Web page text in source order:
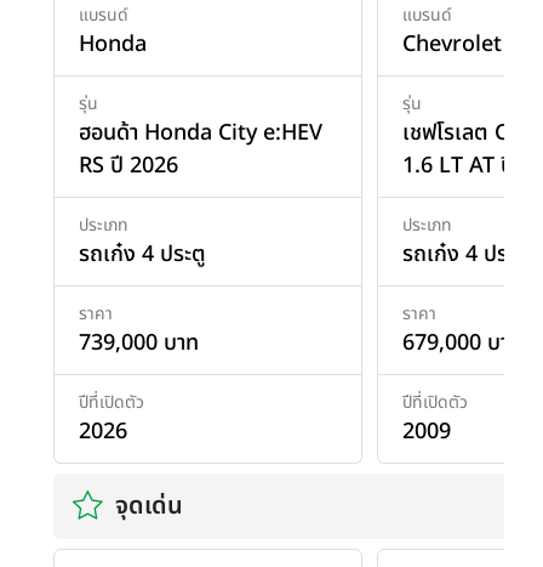
แบรนด์
Honda
รุ่น
ฮอนด้า Honda City e:HEV
RS ปี 2026
ประเภท
รถเก๋ง 4 ประตู
ราคา
739,000 บาท
ปีที่เปิดตัว
2026
แบรนด์
Chevrolet
รุ่น
เชฟโรเลต
1.6 LT AT ปี
ประเภท
รถเก๋ง 4 ประตู
ราคา
679,000 บาท
ปีที่เปิดตัว
2009
จุดเด่น